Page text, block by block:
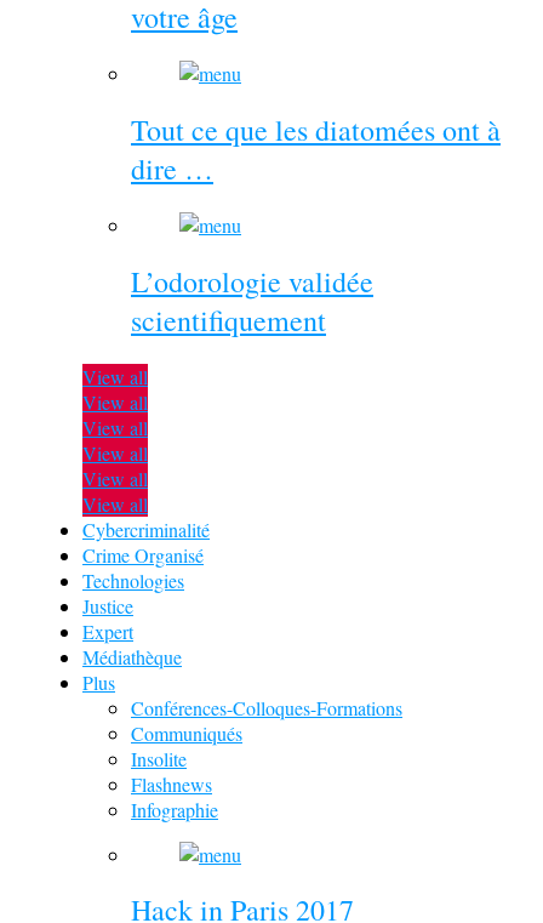
votre âge
Tout ce que les diatomées ont à
dire …
L’odorologie validée
scientifiquement
View all
View all
View all
View all
View all
View all
Cybercriminalité
Crime Organisé
Technologies
Justice
Expert
Médiathèque
Plus
Conférences-Colloques-Formations
Communiqués
Insolite
Flashnews
Infographie
Hack in Paris 2017